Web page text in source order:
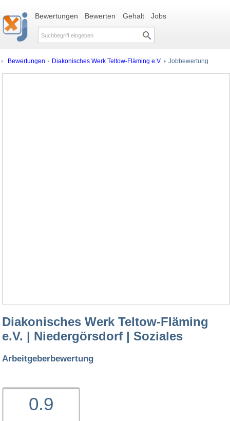
Bewertungen Bewerten Gehalt Jobs
Bewertungen Diakonisches Werk Teltow-Fläming e.V. Jobbewertung
Diakonisches Werk Teltow-Fläming
e.V. | Niedergörsdorf | Soziales
Arbeitgeberbewertung
0.9